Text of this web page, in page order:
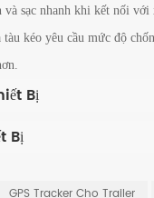
sạc nhanh khi kết nối với
kéo yêu cầu mức độ
Bị
Bị
GPS Tracker Cho Trailer